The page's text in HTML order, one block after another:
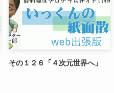
その１２６「４次元世界へ」